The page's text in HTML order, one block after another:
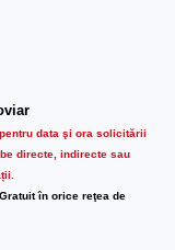
data şi ora solicitării
directe, indirecte sau
în orice reţea de